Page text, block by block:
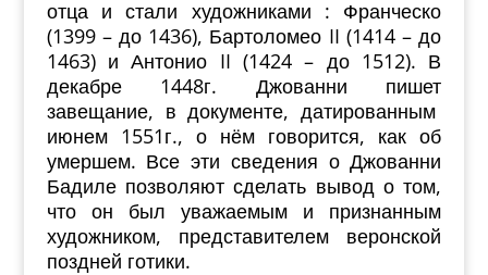
отца и стали художниками : Франческо
(1399 – до 1436), Бартоломео II (1414 – до
1463) и Антонио II (1424 – до 1512). В
декабре 1448г. Джованни пишет
завещание, в документе, датированным
июнем 1551г., о нём говорится, как об
умершем. Все эти сведения о Джованни
Бадиле позволяют сделать вывод о том,
что он был уважаемым и признанным
художником, представителем веронской
поздней готики.